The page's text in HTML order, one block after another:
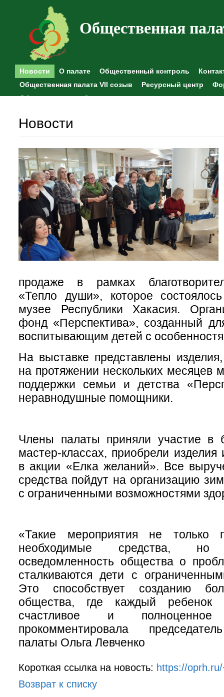
Общественная
Новости О палате Общественный контроль
Общественная палата VII созыв
Ресурсный центр
Общественные наблюдения
Новости
продаже в рамках
«Тепло души», которое
музее Республики Хакасия.
фонд «Перспектива», созданный
воспитывающим детей с
На выставке представлены
на протяжении нескольких
поддержки семьи и детства
неравнодушные помощники.
Члены палаты приняли участие в
мастер-классах, приобрели изделия
в акции «Елка желаний». Все
средства пойдут на организацию
с ограниченными возможностями
«Такие мероприятия не только
необходимые средства,
осведомленность общества о
сталкиваются дети с
Это способствует созданию
общества, где каждый
счастливое и
прокомментировала
палаты Ольга Левченко
Короткая ссылка на новость: https://
Возврат к списку